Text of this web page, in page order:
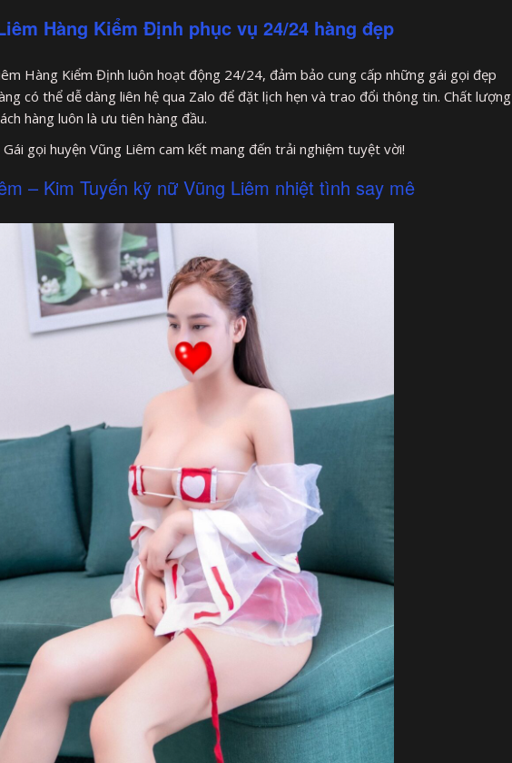
Hàng Kiểm Định phục vụ 24/24 hàng đẹp
Hàng Kiểm Định luôn hoạt động 24/24, đảm bảo cung cấp những gái gọi đẹp
có thể dễ dàng liên hệ qua Zalo để đặt lịch hẹn và trao đổi thông tin. Chất lượng
hàng luôn là ưu tiên hàng đầu.
gọi huyện Vũng Liêm cam kết mang đến trải nghiệm tuyệt vời!
– Kim Tuyến kỹ nữ Vũng Liêm nhiệt tình say mê